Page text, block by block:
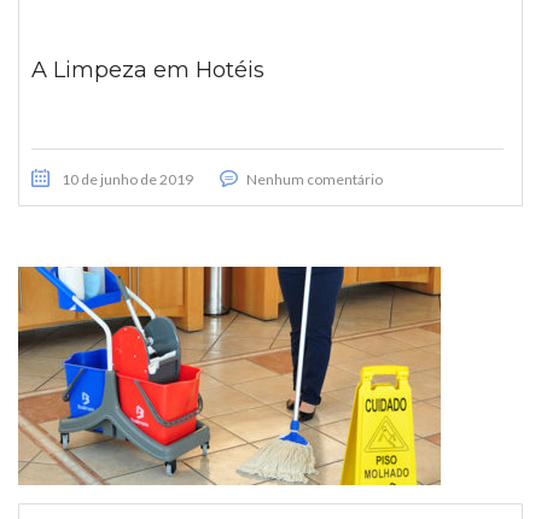
A Limpeza em Hotéis
10 de junho de 2019 Nenhum comentário